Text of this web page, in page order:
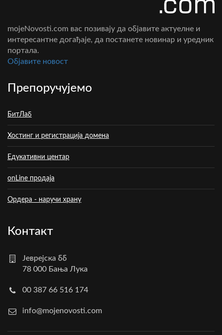
mojeNovosti.com вас позивају да објавите актуелне и
интересантне догађаје, да постанете новинар и уредник
портала.
Oбјавите новост
Препоручујемо
БитЛаб
Хостинг и регистрација домена
Едукативни центар
onLine продаја
Ордера - наручи храну
Контакт
Јеврејска бб
78 000 Бања Лука
00 387 66 516 174
info@mojenovosti.com